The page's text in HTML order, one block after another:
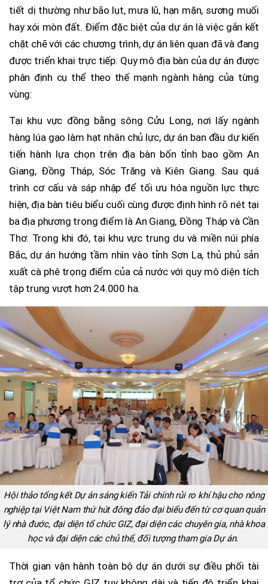
tiết dị thường như bão lụt, mưa lũ, hạn mặn, sương muối
hay xói mòn đất. Điểm đặc biệt của dự án là việc gắn kết
chặt chẽ với các chương trình, dự án liên quan đã và đang
được triển khai trực tiếp. Quy mô địa bàn của dự án được
phân định cụ thể theo thế mạnh ngành hàng của từng
vùng:
Tại khu vực đồng bằng sông Cửu Long, nơi lấy ngành
hàng lúa gạo làm hạt nhân chủ lực, dự án ban đầu dự kiến
tiến hành lựa chọn trên địa bàn bốn tỉnh bao gồm An
Giang, Đồng Tháp, Sóc Trăng và Kiên Giang. Sau quá
trình cơ cấu và sáp nhập để tối ưu hóa nguồn lực thực
hiện, địa bàn tiêu biểu cuối cùng được định hình rõ nét tại
ba địa phương trọng điểm là An Giang, Đồng Tháp và Cần
Thơ. Trong khi đó, tại khu vực trung du và miền núi phía
Bắc, dự án hướng tầm nhìn vào tỉnh Sơn La, thủ phủ sản
xuất cà phê trọng điểm của cả nước với quy mô diện tích
tập trung vượt hơn 24.000 ha.
Hội thảo tổng kết Dự án sáng kiến Tải chính rủi ro khí hậu cho nông
nghiệp tại Việt Nam thứ hút đông đảo đại biểu đến từ cơ quan quản
lý nhà đước, đại diện tổ chức GIZ, đại diện các chuyên gia, nhà khoa
học và đại diện các chủ thể, đối tượng tham gia Dự án.
Thời gian vận hành toàn bộ dự án dưới sự điều phối tài